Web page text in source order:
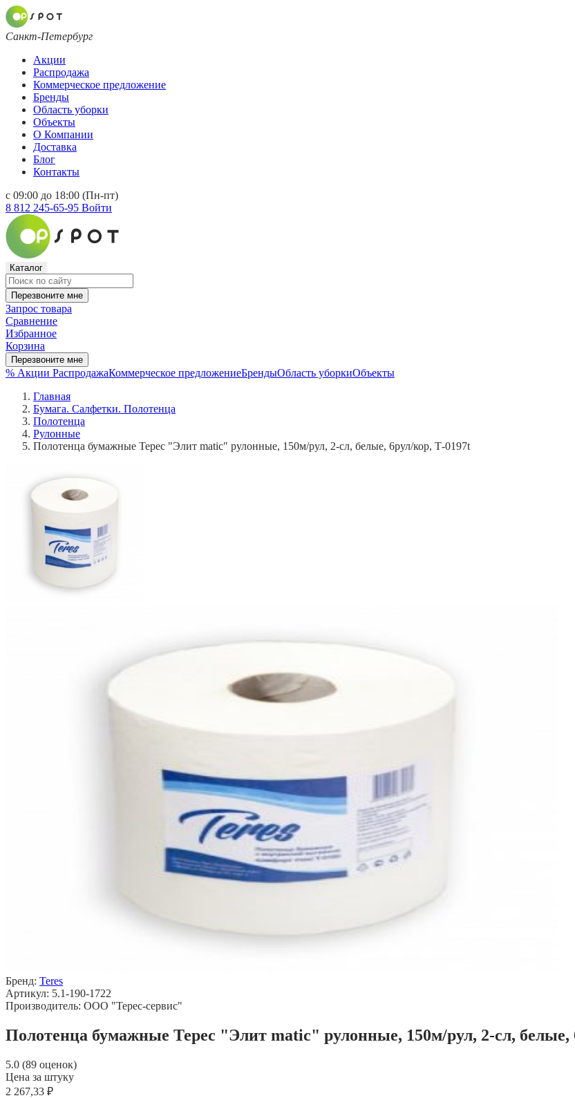
Санкт-Петербург
Акции
Распродажа
Коммерческое предложение
Бренды
Область уборки
Объекты
О Компании
Доставка
Блог
Контакты
с 09:00 до 18:00 (Пн-пт)
8 812 245-65-95 Войти
Каталог
Перезвоните мне
Запрос товара
Сравнение
Избранное
Корзина
Перезвоните мне
% Акции РаспродажаКоммерческое предложениеБрендыОбласть уборкиОбъекты
Главная
Бумага. Салфетки. Полотенца
Полотенца
Рулонные
Полотенца бумажные Терес "Элит matic" рулонные, 150м/рул, 2-сл, белые, 6рул/кор, Т-0197t
Бренд: Teres
Артикул: 5.1-190-1722
Производитель: ООО "Терес-сервис"
Полотенца бумажные Терес "Элит matic" рулонные, 150м/рул, 2-сл, белые,
5.0 (89 оценок)
Цена за штуку
2 267,33 ₽